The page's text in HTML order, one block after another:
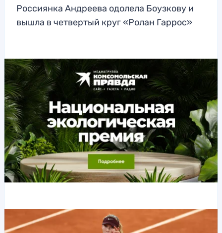
Россиянка Андреева одолела Боузкову и
вышла в четвертый круг «Ролан Гаррос»